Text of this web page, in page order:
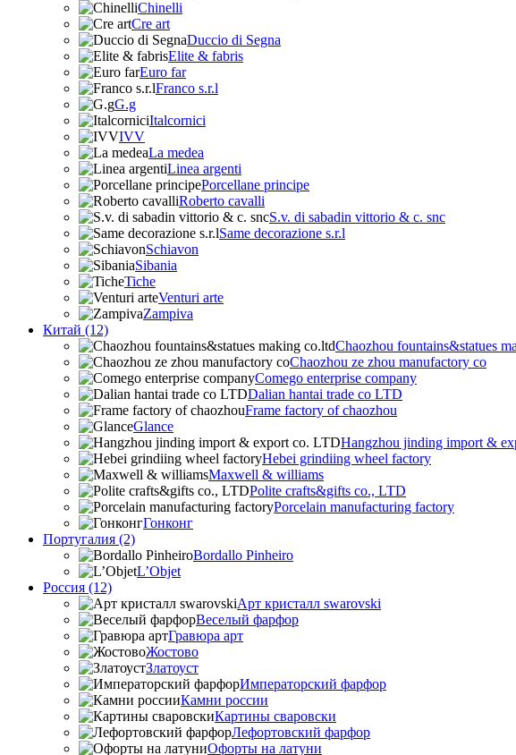
Chinelli
Cre art
Duccio di Segna
Elite & fabris
Euro far
Franco s.r.l
G.g
Italcornici
IVV
La medea
Linea argenti
Porcellane principe
Roberto cavalli
S.v. di sabadin vittorio & c. snc
Same decorazione s.r.l
Schiavon
Sibania
Tiche
Venturi arte
Zampiva
Китай (12)
Chaozhou fountains&statues
Chaozhou ze zhou manufactory co
Comego enterprise company
Dalian hantai trade co LTD
Frame factory of chaozhou
Glance
Hangzhou jinding import &
Hebei grindiing wheel factory
Maxwell & williams
Polite crafts&gifts co., LTD
Porcelain manufacturing factory
Гонконг
Португалия (2)
Bordallo Pinheiro
L’Objet
Россия (12)
Арт кристалл swarovski
Веселый фарфор
Гравюра арт
Жостово
Златоуст
Императорский фарфор
Камни россии
Картины сваровски
Лефортовский фарфор
Офорты на латуни